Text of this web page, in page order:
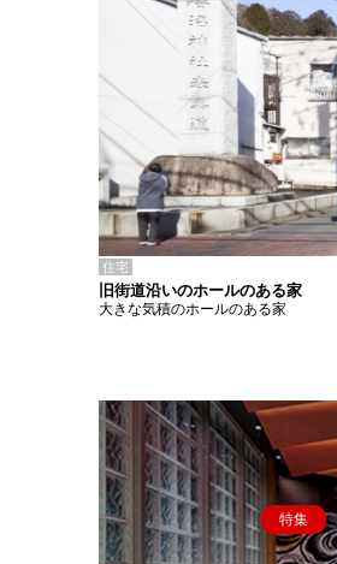
住宅
旧街道沿いのホールのある家
大きな気積のホールのある家
特集